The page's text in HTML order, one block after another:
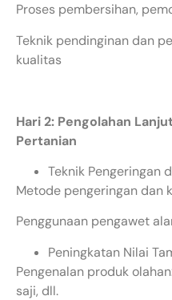
Proses pembersihan,
Teknik pendinginan dan
kualitas
Hari 2: Pengolahan
Pertanian
Teknik Pengeringan
Metode pengeringan dan
Penggunaan pengawet
Peningkatan Nilai
Pengenalan produk
saji, dll.